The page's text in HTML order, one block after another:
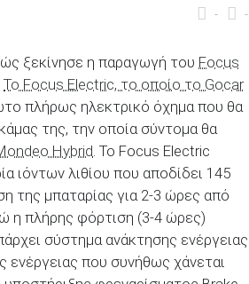
- -
ξεκίνησε η παραγωγή του Focus
Το Focus Electric, το οποίο το Gocar
πλήρως ηλεκτρικό όχημα που θα
της, την οποία σύντομα θα
Hybrid. Το Focus Electric
ιόντων λιθίου που αποδίδει 145
της μπαταρίας για 2-3 ώρες από
η πλήρης φόρτιση (3-4 ώρες)
σύστημα ανάκτησης ενέργειας
ενέργειας που συνήθως χάνεται